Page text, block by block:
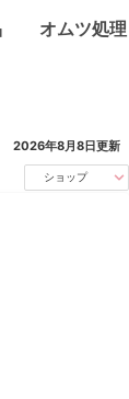
オムツ処理
2026年8月8日更新
ショップ